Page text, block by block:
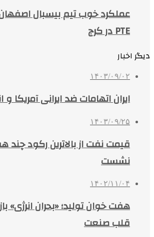
عملکرد خوب تیم بیسبال
PTE در کرج
دیگر اخبار
۱۴۰۳/۰۹/۰۲
ایران اتهامات ضد ایرانی آمریکا
۱۴۰۳/۰۹/۲۵
قیمت نفت از بالاترین رکود
نشست
۱۴۰۲/۱۱/۰۴
هفت خوان تولید؛ «بحران انرژی»
قلب صنعت